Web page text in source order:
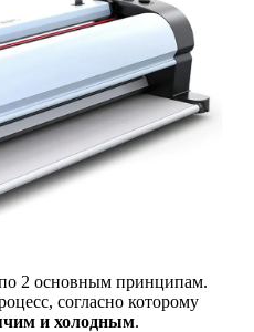
2 основным принципам.
согласно которому
и холодным.